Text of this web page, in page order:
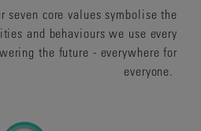
seven core values symbolise the
and behaviours we use every
the future - everywhere for
everyone.